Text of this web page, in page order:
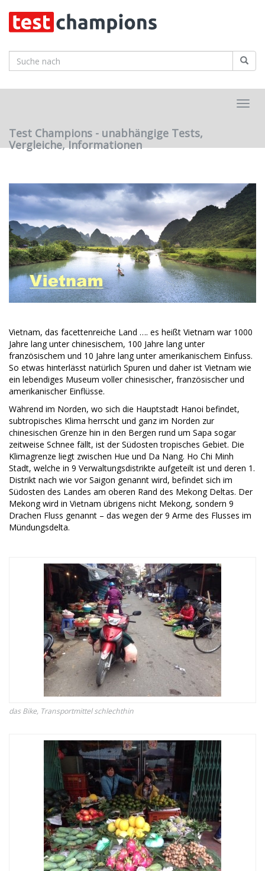
main
Test Champions - unabhängige Tests,
Vergleiche, Informationen
Vietnam, das facettenreiche Land …. es heißt Vietnam war 1000
Jahre lang unter chinesischem, 100 Jahre lang unter
französischem und 10 Jahre lang unter amerikanischem Einfuss.
So etwas hinterlässt natürlich Spuren und daher ist Vietnam wie
ein lebendiges Museum voller chinesischer, französischer und
amerikanischer Einflüsse.
Während im Norden, wo sich die Hauptstadt Hanoi befindet,
subtropisches Klima herrscht und ganz im Norden zur
chinesischen Grenze hin in den Bergen rund um Sapa sogar
zeitweise Schnee fällt, ist der Südosten tropisches Gebiet. Die
Klimagrenze liegt zwischen Hue und Da Nang. Ho Chi Minh
Stadt, welche in 9 Verwaltungsdistrikte aufgeteilt ist und deren 1.
Distrikt nach wie vor Saigon genannt wird, befindet sich im
Südosten des Landes am oberen Rand des Mekong Deltas. Der
Mekong wird in Vietnam übrigens nicht Mekong, sondern 9
Drachen Fluss genannt – das wegen der 9 Arme des Flusses im
Mündungsdelta.
das Bike, Transportmittel schlechthin